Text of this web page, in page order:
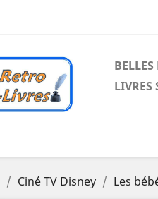
LIVRES
Ciné TV Disney Les